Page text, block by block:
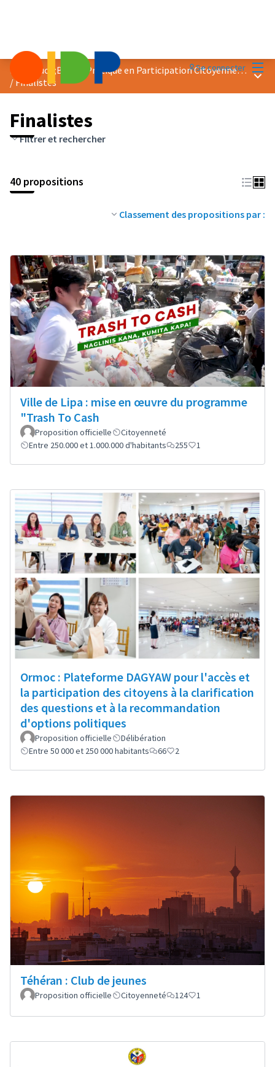
Se connecter
Prix &quot;Bonne Pratique en Participation Citoyenne&quot; 2023
/Finalistes
Finalistes
Filtrer et rechercher
40 propositions
Classement des propositions par :
Ville de Lipa : mise en œuvre du programme
"Trash To Cash
Proposition officielle
Citoyenneté
Entre 250.000 et 1.000.000 d'habitants
255 1
Ormoc : Plateforme DAGYAW pour l'accès et
la participation des citoyens à la clarification
des questions et à la recommandation
d'options politiques
Proposition officielle
Délibération
Entre 50 000 et 250 000 habitants
66 2
Téhéran : Club de jeunes
Proposition officielle Citoyenneté 124 1